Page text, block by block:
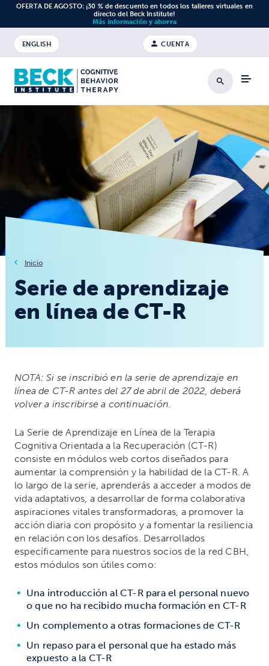
Ir al contenido
OFERTA DE AGOSTO: ¡30 % de descuento en todos los talleres virtuales en
directo del Beck Institute!
Más información y ahorra
CUENTA
ENGLISH
Buscar en
Inicio
Serie de aprendizaje
en línea de CT-R
NOTA: Si se inscribió en la serie de aprendizaje en
línea de CT-R antes del 27 de abril de 2022, deberá
volver a inscribirse a continuación.
La Serie de Aprendizaje en Línea de la Terapia
Cognitiva Orientada a la Recuperación (CT-R)
consiste en módulos web cortos diseñados para
aumentar la comprensión y la habilidad de la CT-R. A
lo largo de la serie, aprenderás a acceder a modos de
vida adaptativos, a desarrollar de forma colaborativa
aspiraciones vitales transformadoras, a promover la
acción diaria con propósito y a fomentar la resiliencia
en relación con los desafíos. Desarrollados
específicamente para nuestros socios de la red CBH,
estos módulos son útiles como:
Una introducción al CT-R para el personal nuevo
o que no ha recibido mucha formación en CT-R
Un complemento a otras formaciones de CT-R
Un repaso para el personal que ha estado más
expuesto a la CT-R